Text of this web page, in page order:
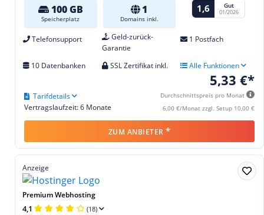
100 GB
Speicherplatz
1
Domains inkl.
1,6 Gut
01/2026
Telefonsupport
Geld-zurück-
Garantie
1 Postfach
10 Datenbanken SSL Zertifikat inkl. Alle Funktionen
5,33 €*
Durchschnittspreis pro Monat
6,00 €/Monat zzgl. Setup 10,00 €
Vertragslaufzeit: 6 Monate
Tarifdetails
ZUM ANBIETER *
Anzeige
Premium Webhosting
4,1 (18)